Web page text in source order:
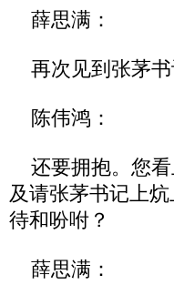
薛思满：
再次见到张茅书
陈伟鸿：
还要拥抱。您看
及请张茅书记上
待和吩咐？
薛思满：